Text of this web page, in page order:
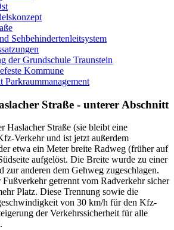
Sehbehindertenleitsystem
der Grundschule Traunstein
Kommune
Parkraummanagement
Straße - unterer Abschnitt
Haslacher Straße (sie bleibt eine
Verkehr und ist jetzt außerdem
etwa ein Meter breite Radweg (früher auf
aufgelöst. Die Breite wurde zu einer
zur anderen dem Gehweg zugeschlagen.
getrennt vom Radverkehr sicher
Platz. Diese Trennung sowie die
von 30 km/h für den Kfz-
der Verkehrssicherheit für alle